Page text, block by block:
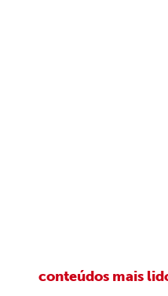
conteúdos mais